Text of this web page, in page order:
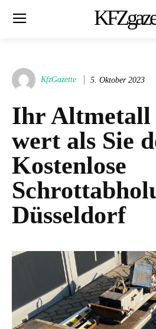
KfzGazette 5. Oktober 2023
Ihr Altmetall
wert als Sie
Kostenlose
Düsseldorf